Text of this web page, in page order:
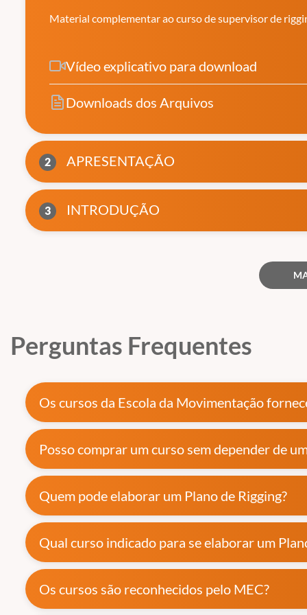
Material complementar ao curso de supervisor de
Vídeo explicativo para download
Downloads dos Arquivos
2 APRESENTAÇÃO
3 INTRODUÇÃO
Perguntas Frequentes
Os cursos da Escola da Movimentação
Posso comprar um curso sem depender de
Quem pode elaborar um Plano de Rigging?
Qual curso indicado para se elaborar um
Os cursos são reconhecidos pelo MEC?